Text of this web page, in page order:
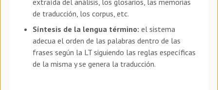
de traducción, los corpus, etc.
Síntesis de la lengua término: el sistema
adecua el orden de las palabras dentro de las
frases según la LT siguiendo las reglas específicas
de la misma y se genera la traducción.